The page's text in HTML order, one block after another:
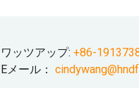
ワッツアップ: +86-
Eメール：